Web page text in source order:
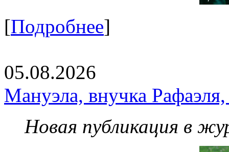
[Подробнее]
05.08.2026
Мануэла, внучка
Новая публикация в